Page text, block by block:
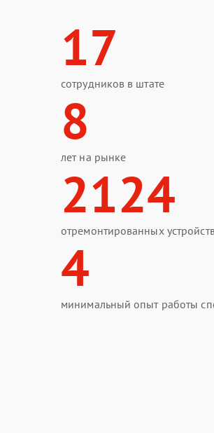
17
сотрудников в штате
8
лет на рынке
2124
отремонтированных
4
минимальный опыт работы